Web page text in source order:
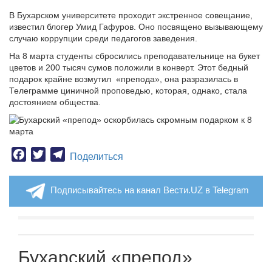
В Бухарском университете проходит экстренное совещание,
известил блогер Умид Гафуров. Оно посвящено вызывающему
случаю коррупции среди педагогов заведения.
На 8 марта студенты сбросились преподавательнице на букет
цветов и 200 тысяч сумов положили в конверт. Этот бедный
подарок крайне возмутил «препода», она разразилась в
Телеграмме циничной проповедью, которая, однако, стала
достоянием общества.
Facebook
TwitterTelegram
Поделиться
Подписывайтесь на канал Вести.UZ в Telegram
Бухарский «препод»